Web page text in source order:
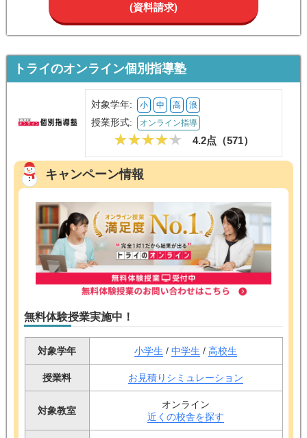
(資料請求)
トライのオンライン個別指導塾
対象学年: 小 中 高 浪
授業形式: オンライン指導
4.2点（571）
キャンペーン情報
無料体験授業実施中！
対象学年 小学生 / 中学生 / 高校生
授業料 お見積りシミュレーション
対象教室
オンライン
近くの校舎を探す